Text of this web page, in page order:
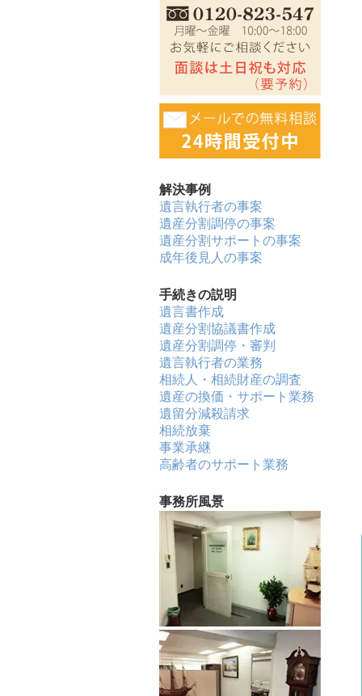
解決事例
遺言執行者の事案
遺産分割調停の事案
遺産分割サポートの事案
成年後見人の事案
手続きの説明
遺言書作成
遺産分割協議書作成
遺産分割調停・審判
遺言執行者の業務
相続人・相続財産の調査
遺産の換価・サポート業務
遺留分減殺請求
相続放棄
事業承継
高齢者のサポート業務
事務所風景